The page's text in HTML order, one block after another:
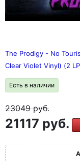
The Prodigy - No
Clear Violet Vinyl) (2
Есть в наличии
23049руб.
21117 руб.